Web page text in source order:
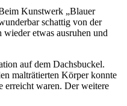
Kunstwerk „Blauer
schattig von der
etwas ausruhen und
auf dem Dachsbuckel.
malträtierten Körper konnte
erreicht waren. Der weitere